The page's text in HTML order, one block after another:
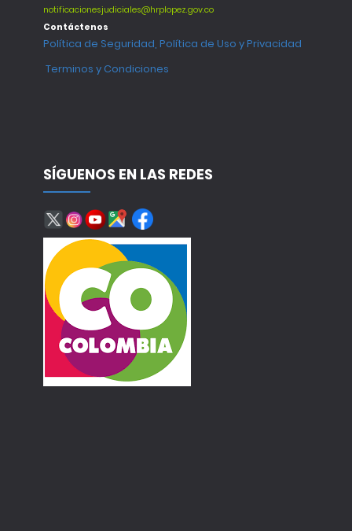
notificacionesjudiciales@hrplopez.gov.co
Contáctenos
Política de Seguridad, Política de Uso y Privacidad
Terminos y Condiciones
SÍGUENOS EN LAS REDES